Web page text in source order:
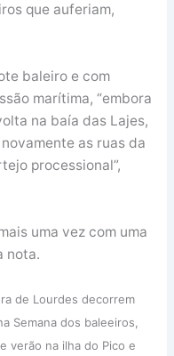
que auferiam,
baleiro e com
marítima, “embora
na baía das Lajes,
as ruas da
processional”,
uma vez com uma
nota.
de Lourdes decorrem
Semana dos baleeiros,
verão na ilha do Pico e